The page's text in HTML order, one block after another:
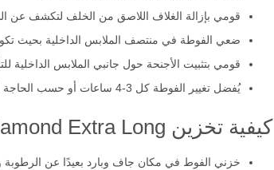
قومي بإزالة الغلاف اللاصق من الخلف لتكشف عن
ضعي الفوطة في منتصف الملابس الداخلية بحيث
قومي بتثبيت الأجنحة حول جانبي الملابس الداخلية
يُفضل تغيير الفوطة كل 3-4 ساعات أو حسب الحاجة للحفاظ على النظافة والراحة.
كيفية تخزين Always Diamond Extra Long؟
خزني الفوط في مكان جاف وبارد بعيدًا عن الرطوبة